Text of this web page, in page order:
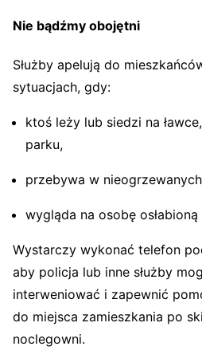
Nie bądźmy obojętni
Służby apelują do
sytuacjach, gdy:
ktoś leży lub siedzi na
parku,
przebywa w
wygląda na osobę
Wystarczy wykonać telefon
aby policja lub inne służby
interweniować i zapewnić
do miejsca zamieszkania po
noclegowni.